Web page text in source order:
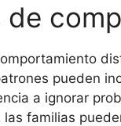
de
pueden
a ignorar
familias